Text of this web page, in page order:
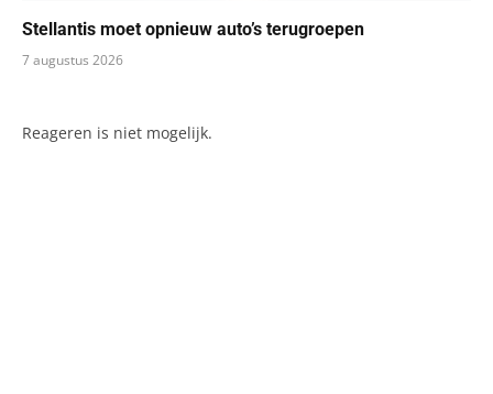
Stellantis moet opnieuw auto’s terugroepen
7 augustus 2026
Reageren is niet mogelijk.